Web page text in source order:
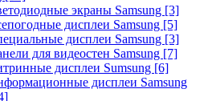
экраны Samsung [3]
дисплеи Samsung [5]
дисплеи Samsung [3]
для видеостен Samsung [7]
дисплеи Sumsung [6]
дисплеи Samsung